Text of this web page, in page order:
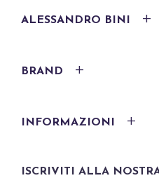
ALESSANDRO BINI
BRAND
INFORMAZIONI
ISCRIVITI ALLA